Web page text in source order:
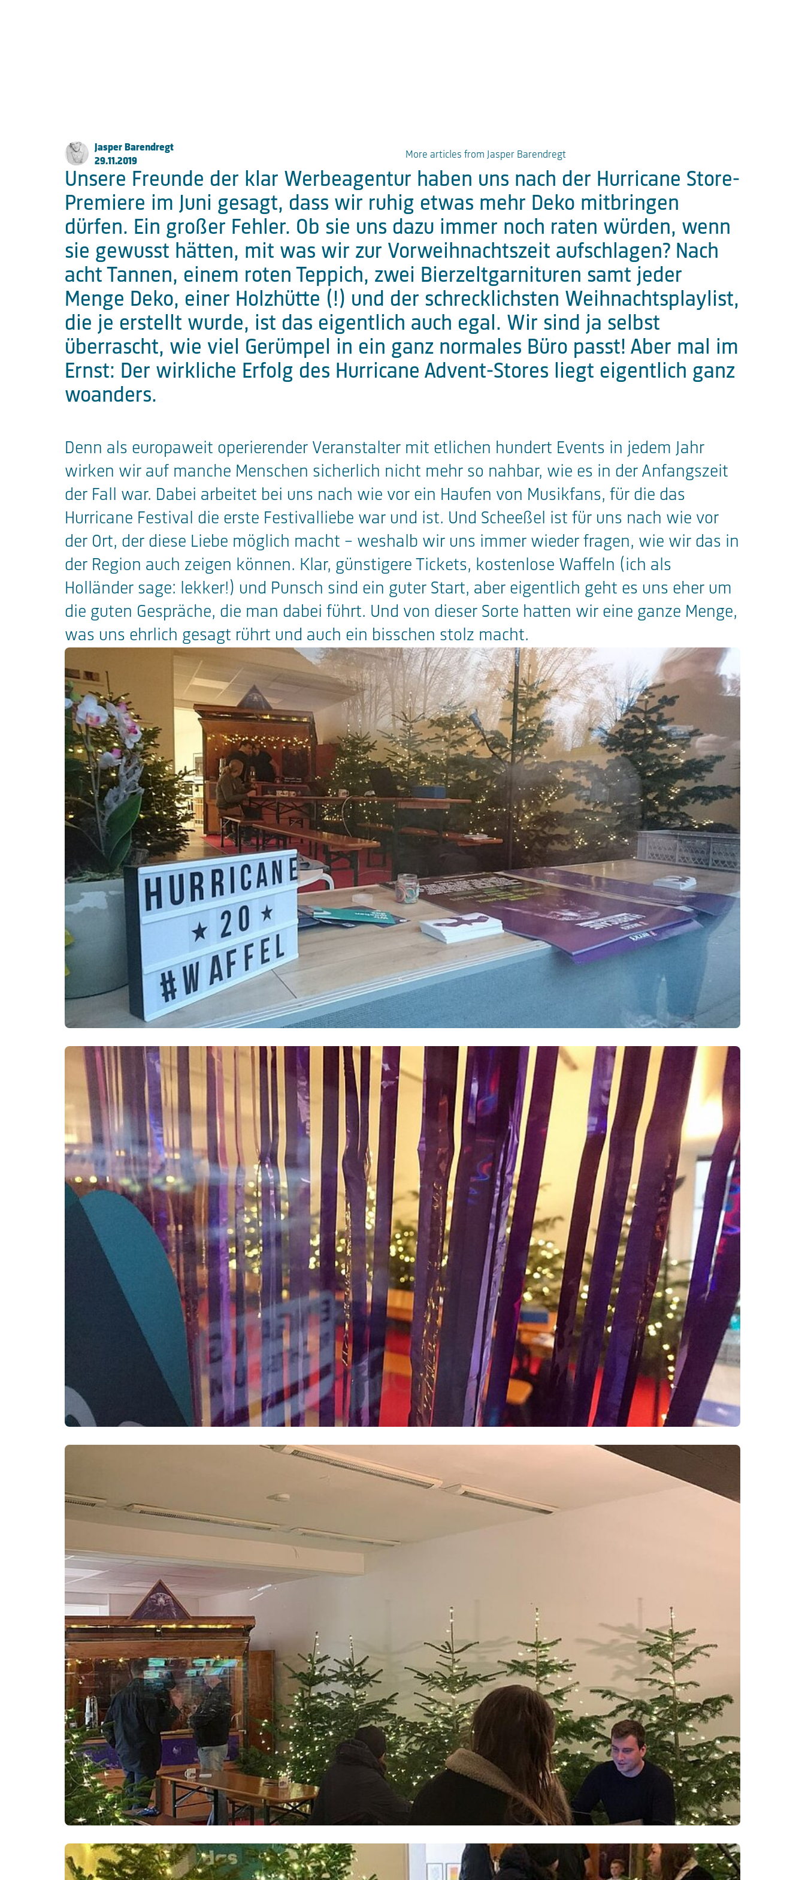
instagramlinkedin
Jasper Barendregt
29.11.2019
More articles from Jasper Barendregt
Unsere Freunde der klar Werbeagentur haben uns nach der Hurricane Store-
Premiere im Juni gesagt, dass wir ruhig etwas mehr Deko mitbringen
dürfen. Ein großer Fehler. Ob sie uns dazu immer noch raten würden, wenn
sie gewusst hätten, mit was wir zur Vorweihnachtszeit aufschlagen? Nach
acht Tannen, einem roten Teppich, zwei Bierzeltgarnituren samt jeder
Menge Deko, einer Holzhütte (!) und der schrecklichsten Weihnachtsplaylist,
die je erstellt wurde, ist das eigentlich auch egal. Wir sind ja selbst
überrascht, wie viel Gerümpel in ein ganz normales Büro passt! Aber mal im
Ernst: Der wirkliche Erfolg des Hurricane Advent-Stores liegt eigentlich ganz
woanders.
Denn als europaweit operierender Veranstalter mit etlichen hundert Events in jedem Jahr
wirken wir auf manche Menschen sicherlich nicht mehr so nahbar, wie es in der Anfangszeit
der Fall war. Dabei arbeitet bei uns nach wie vor ein Haufen von Musikfans, für die das
Hurricane Festival die erste Festivalliebe war und ist. Und Scheeßel ist für uns nach wie vor
der Ort, der diese Liebe möglich macht - weshalb wir uns immer wieder fragen, wie wir das in
der Region auch zeigen können. Klar, günstigere Tickets, kostenlose Waffeln (ich als
Holländer sage: lekker!) und Punsch sind ein guter Start, aber eigentlich geht es uns eher um
die guten Gespräche, die man dabei führt. Und von dieser Sorte hatten wir eine ganze Menge,
was uns ehrlich gesagt rührt und auch ein bisschen stolz macht.